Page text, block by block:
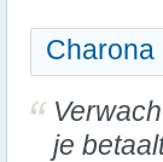
Charona
je